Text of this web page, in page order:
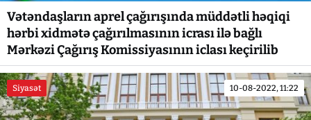
Vətəndaşların aprel çağırışında müddətli həqiqi
hərbi xidmətə çağırılmasının icrası ilə bağlı
Mərkəzi Çağırış Komissiyasının iclası keçirilib
Siyasət 10-08-2022, 11:22